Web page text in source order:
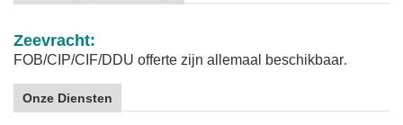
Zeevracht:
FOB/CIP/CIF/DDU offerte zijn allemaal beschikbaar.
Onze Diensten